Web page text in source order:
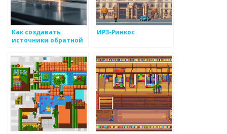
Как создавать
источники обратной
продукции из
металлоизделий
ИРЗ-Ринкос